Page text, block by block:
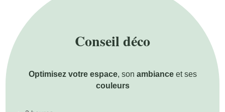
Conseil déco
Optimisez votre espace, son ambiance et ses
couleurs